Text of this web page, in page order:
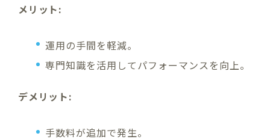
メリット:
運用の手間を軽減。
専門知識を活用してパフォーマンスを向上。
デメリット:
手数料が追加で発生。